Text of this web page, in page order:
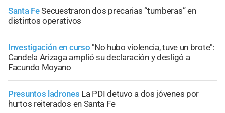
Santa FeSecuestraron dos precarias “tumberas” en
distintos operativos
Investigación en curso "No hubo violencia, tuve un brote":
Candela Arizaga amplió su declaración y desligó a
Facundo Moyano
Presuntos ladrones La PDI detuvo a dos jóvenes por
hurtos reiterados en Santa Fe